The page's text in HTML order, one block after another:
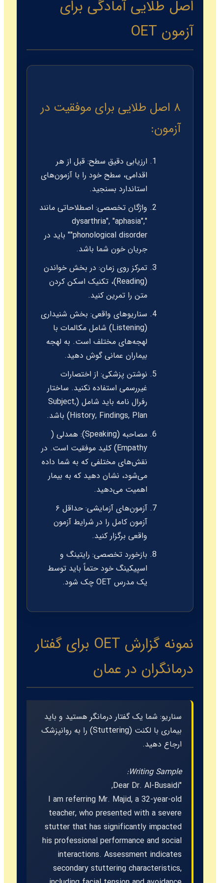
اصل طلایی آمادگی برای
آزمون OET
۸ اصل طلایی برای موفقیت در
آزمون:
ارزیابی دقیق سطح:قبل از هر
اقدامی، سطح خود را با آزمون‌های
استاندارد بسنجید.
واژگان تخصصی:اصطلاحاتی مانند
"dysarthria", "aphasia",
"phonological disorder" باید در
جریان خون شما باشد.
تمرکز روی زمان:در بخش خواندن
(
Reading)، تکنیک اسکن کردن
متن را تمرین کنید.
سناریوهای واقعی:بخش شنیداری
(
Listening) شامل مکالمات با
لهجه‌های مختلف است. به لهجه
بیماران عمانی گوش دهید.
نوشتن پزشکی:از اختصارات
غیررسمی استفاده نکنید. ساختار
رفرال نامه باید شامل (Subject,
History, Findings, Plan) باشد.
مصاحبه (Speaking
):همدلی (
Empathy) کلید موفقیت است. در
نقش‌های مختلفی که به شما داده
می‌شود، نشان دهید که به بیمار
اهمیت می‌دهید.
آزمون‌های آزمایشی:
حداقل ۶
آزمون کامل را در شرایط آزمون
واقعی برگزار کنید.
بازخورد تخصصی:رایتینگ و
اسپیکینگ خود حتماً باید توسط
یک مدرس OET چک شود.
نمونه گزارش OET برای گفتار
درمانگران در عمان
سناریو:شما یک گفتار درمانگر هستید و باید
بیماری با لکنت (Stuttering) را به روانپزشک
ارجاع دهید.
Writing Sample:
"Dear Dr. Al-Busaidi,
I am referring Mr. Majid, a 32-year-old
teacher, who presented with a severe
stutter that has significantly impacted
his professional performance and social
interactions. Assessment indicates
secondary stuttering characteristics,